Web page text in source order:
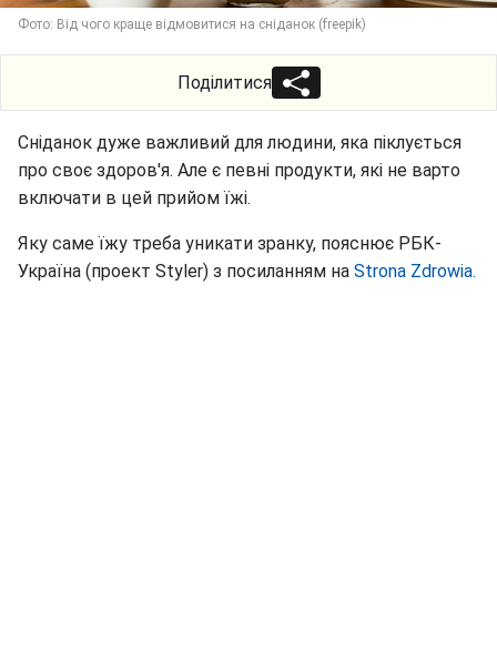
Фото: Від чого краще відмовитися на сніданок (freepik)
Поділитися
Сніданок дуже важливий для людини, яка піклується
про своє здоров'я. Але є певні продукти, які не варто
включати в цей прийом їжі.
Яку саме їжу треба уникати зранку, пояснює РБК-
Україна (проект Styler) з посиланням на Strona Zdrowia.